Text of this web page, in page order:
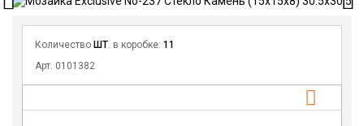
Количество ШТ. в коробке: 11
Арт. 0101382